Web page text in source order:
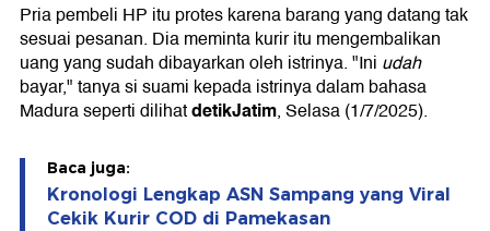
Pria pembeli HP itu protes karena barang yang datang tak
sesuai pesanan. Dia meminta kurir itu mengembalikan
uang yang sudah dibayarkan oleh istrinya. "Ini udah
bayar," tanya si suami kepada istrinya dalam bahasa
Madura seperti dilihatdetikJatim, Selasa (1/7/2025).
Baca juga:
Kronologi Lengkap ASN Sampang yang Viral
Cekik Kurir COD di Pamekasan